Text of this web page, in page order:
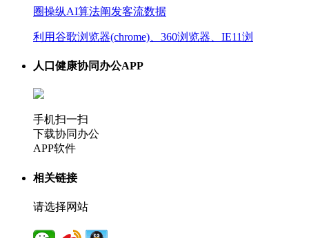
圈操纵AI算法阐发客流数据
利用谷歌浏览器(chrome)、360浏览器、IE11浏
人口健康协同办公APP
手机扫一扫
下载协同办公
APP软件
相关链接
请选择网站